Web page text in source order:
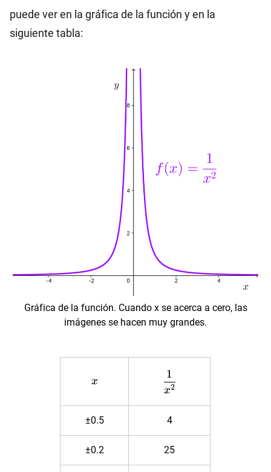
puede ver en la gráfica de la función y en la
siguiente tabla:
Gráfica de la función. Cuando x se acerca a cero, las
imágenes se hacen muy grandes.
x
x
\dfrac{1}
{x^2}
x2
1
±0.5 4
±0.2 25